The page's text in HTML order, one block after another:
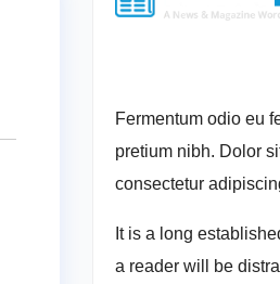
Fermentum odio eu
pretium nibh. Dolor
consectetur
It is a long
a reader will be